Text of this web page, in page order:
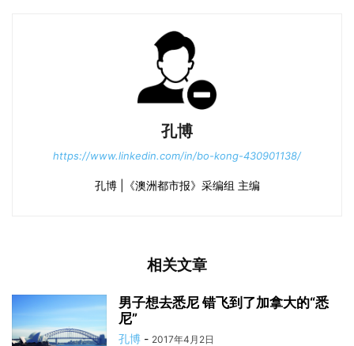
孔博
https://www.linkedin.com/in/bo-kong-430901138/
孔博 |《澳洲都市报》采编组 主编
相关文章
男子想去悉尼 错飞到了加拿大的“悉
尼”
孔博 - 2017年4月2日